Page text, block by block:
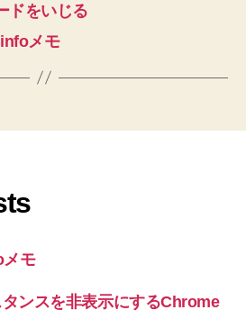
ドをいじる
メモ
モ
ンスを非表示にするChrome